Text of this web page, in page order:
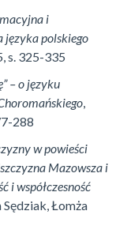
i
języka polskiego
s. 325-335
– o języku
288
w powieści
Mazowsza i
i współczesność
Sędziak, Łomża